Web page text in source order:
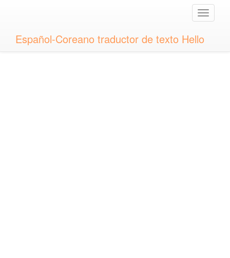
Toggle
Español-Coreano traductor de texto Hello